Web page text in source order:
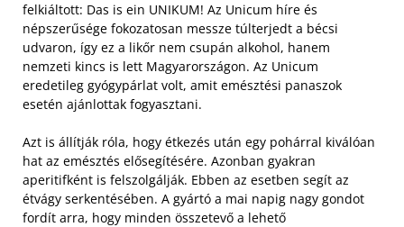
felkiáltott: Das is ein UNIKUM! Az Unicum híre és
népszerűsége fokozatosan messze túlterjedt a bécsi
udvaron, így ez a likőr nem csupán alkohol, hanem
nemzeti kincs is lett Magyarországon. Az Unicum
eredetileg gyógypárlat volt, amit emésztési panaszok
esetén ajánlottak fogyasztani.
Azt is állítják róla, hogy étkezés után egy pohárral kiválóan
hat az emésztés elősegítésére. Azonban gyakran
aperitifként is felszolgálják. Ebben az esetben segít az
étvágy serkentésében. A gyártó a mai napig nagy gondot
fordít arra, hogy minden összetevő a lehető